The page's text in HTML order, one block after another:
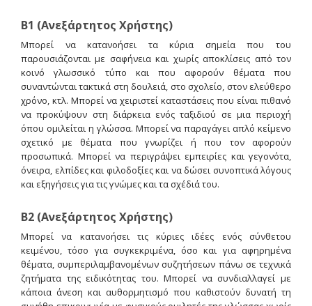
Β1 (Ανεξάρτητος Χρήστης)
Μπορεί να κατανοήσει τα κύρια σημεία που του
παρουσιάζονται με σαφήνεια και χωρίς αποκλίσεις από τον
κοινό γλωσσικό τύπο και που αφορούν θέματα που
συναντώνται τακτικά στη δουλειά, στο σχολείο, στον ελεύθερο
χρόνο, κτλ. Μπορεί να χειριστεί καταστάσεις που είναι πιθανό
να προκύψουν στη διάρκεια ενός ταξιδιού σε μια περιοχή
όπου ομιλείται η γλώσσα. Μπορεί να παραγάγει απλό κείμενο
σχετικό με θέματα που γνωρίζει ή που τον αφορούν
προσωπικά. Μπορεί να περιγράψει εμπειρίες και γεγονότα,
όνειρα, ελπίδες και φιλοδοξίες και να δώσει συνοπτικά λόγους
και εξηγήσεις για τις γνώμες και τα σχέδιά του.
Β2 (Ανεξάρτητος Χρήστης)
Μπορεί να κατανοήσει τις κύριες ιδέες ενός σύνθετου
κειμένου, τόσο για συγκεκριμένα, όσο και για αφηρημένα
θέματα, συμπεριλαμβανομένων συζητήσεων πάνω σε τεχνικά
ζητήματα της ειδικότητας του. Μπορεί να συνδιαλλαγεί με
κάποια άνεση και αυθορμητισμό που καθιστούν δυνατή τη